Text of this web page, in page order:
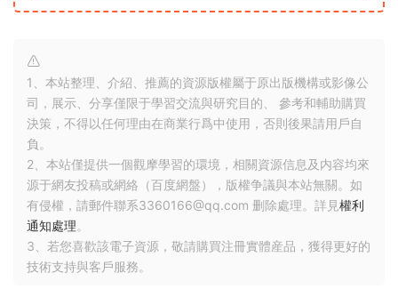
1、本站整理、介紹、推薦的資源版權屬于原出版機構或影像公
司，展示、分享僅限于學習交流與研究目的、 參考和輔助購買
決策，不得以任何理由在商業行爲中使用，否則後果請用戶自
負。
2、本站僅提供一個觀摩學習的環境，相關資源信息及内容均來
源于網友投稿或網絡（百度網盤），版權争議與本站無關。如
有侵權，請郵件聯系3360166@qq.com 删除處理。詳見權利
通知處理。
3、若您喜歡該電子資源，敬請購買注冊實體産品，獲得更好的
技術支持與客戶服務。